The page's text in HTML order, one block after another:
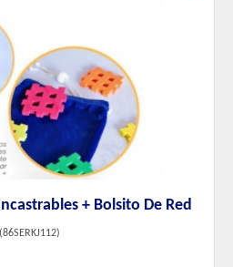
+ Bolsito De Red
(86SERKJ112)